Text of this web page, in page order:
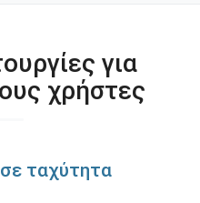
για
χρήστες
ταχύτητα